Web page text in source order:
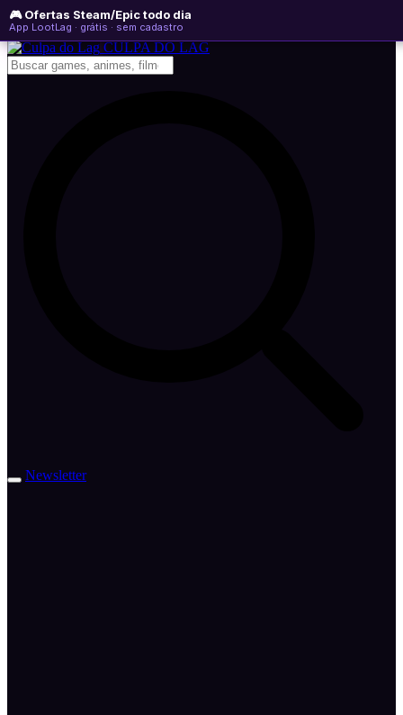
🎮 Ofertas Steam/Epic todo dia
App LootLag · grátis · sem cadastro
sábado, 08 de agosto de 2026 WhatsApp
Newsletter
CULPA DO LAG
Newsletter